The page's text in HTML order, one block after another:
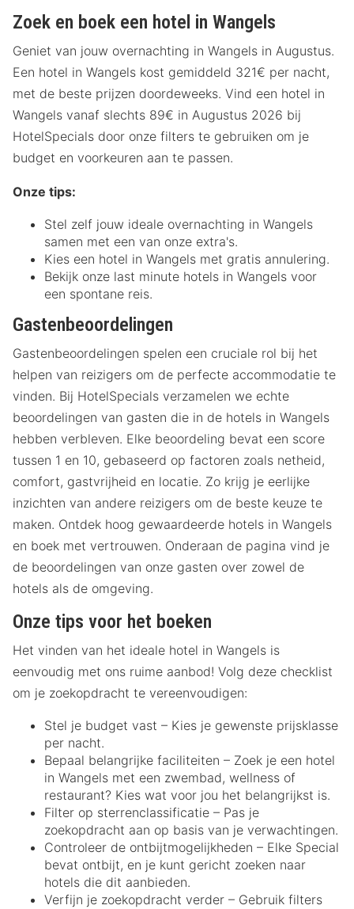
Zoek en boek een hotel in Wangels
Geniet van jouw overnachting in Wangels in Augustus.
Een hotel in Wangels kost gemiddeld 321€ per nacht,
met de beste prijzen doordeweeks. Vind een hotel in
Wangels vanaf slechts 89€ in Augustus 2026 bij
HotelSpecials door onze filters te gebruiken om je
budget en voorkeuren aan te passen.
Onze tips:
Stel zelf jouw ideale overnachting in Wangels
samen met een van onze extra's.
Kies een hotel in Wangels met gratis annulering.
Bekijk onze last minute hotels in Wangels voor
een spontane reis.
Gastenbeoordelingen
Gastenbeoordelingen spelen een cruciale rol bij het
helpen van reizigers om de perfecte accommodatie te
vinden. Bij HotelSpecials verzamelen we echte
beoordelingen van gasten die in de hotels in Wangels
hebben verbleven. Elke beoordeling bevat een score
tussen 1 en 10, gebaseerd op factoren zoals netheid,
comfort, gastvrijheid en locatie. Zo krijg je eerlijke
inzichten van andere reizigers om de beste keuze te
maken. Ontdek hoog gewaardeerde hotels in Wangels
en boek met vertrouwen. Onderaan de pagina vind je
de beoordelingen van onze gasten over zowel de
hotels als de omgeving.
Onze tips voor het boeken
Het vinden van het ideale hotel in Wangels is
eenvoudig met ons ruime aanbod! Volg deze checklist
om je zoekopdracht te vereenvoudigen:
Stel je budget vast – Kies je gewenste prijsklasse
per nacht.
Bepaal belangrijke faciliteiten – Zoek je een hotel
in Wangels met een zwembad, wellness of
restaurant? Kies wat voor jou het belangrijkst is.
Filter op sterrenclassificatie – Pas je
zoekopdracht aan op basis van je verwachtingen.
Controleer de ontbijtmogelijkheden – Elke Special
bevat ontbijt, en je kunt gericht zoeken naar
hotels die dit aanbieden.
Verfijn je zoekopdracht verder – Gebruik filters